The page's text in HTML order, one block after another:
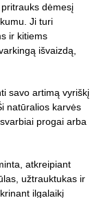
dėmesį
Ji turi
ir kitiems
išvaizdą,
savo artimą vyriškį
natūralios karvės
progai arba
atkreipiant
užtrauktukas ir
ilgalaikį